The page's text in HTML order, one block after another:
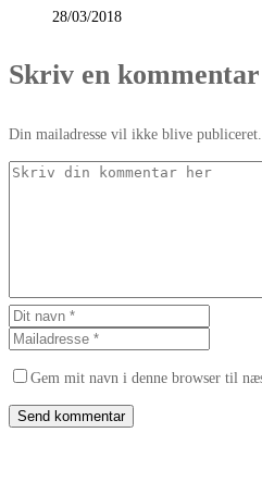
28/03/2018
Skriv en kommentar
Din mailadresse vil ikke blive
Gem mit navn i denne browser til